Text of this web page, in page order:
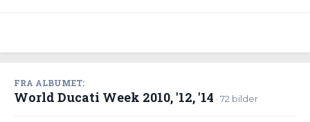
FRA ALBUMET:
World Ducati Week 2010, '12, '14 · 72 bilder